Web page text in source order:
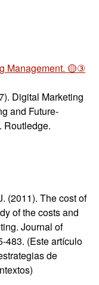
Management. 🟡③
Digital Marketing
and Future-
Routledge.
(2011). The cost of
of the costs and
Journal of
483. (Este artículo
de